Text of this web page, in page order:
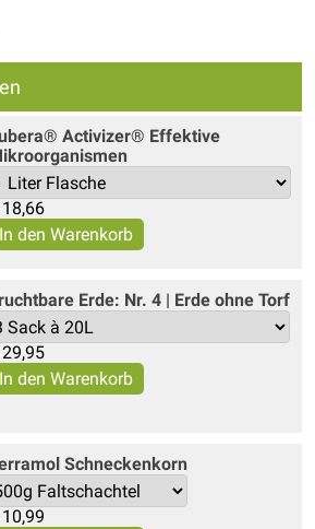
Activizer® Effektive
18,66
Erde: Nr. 4 | Erde ohne Torf
29,95
Schneckenkorn
10,99